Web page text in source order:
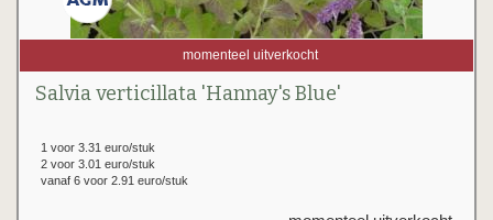
momenteel uitverkocht
Salvia verticillata 'Hannay's Blue'
1 voor 3.31 euro/stuk
2 voor 3.01 euro/stuk
vanaf 6 voor 2.91 euro/stuk